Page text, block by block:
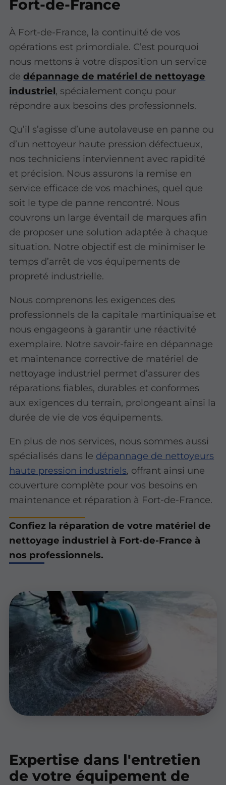
Fort-de-France
À Fort-de-France, la continuité de vos
opérations est primordiale. C’est pourquoi
nous mettons à votre disposition un service
dedépannage de matériel de nettoyage
industriel, spécialement conçu pour
répondre aux besoins des professionnels.
Qu’il s’agisse d’une autolaveuse en panne ou
d’un nettoyeur haute pression défectueux,
nos techniciens interviennent avec rapidité
et précision. Nous assurons la remise en
service efficace de vos machines, quel que
soit le type de panne rencontré. Nous
couvrons un large éventail de marques afin
de proposer une solution adaptée à chaque
situation. Notre objectif est de minimiser le
temps d’arrêt de vos équipements de
propreté industrielle.
Nous comprenons les exigences des
professionnels de la capitale martiniquaise et
nous engageons à garantir une réactivité
exemplaire. Notre savoir-faire en dépannage
et maintenance corrective de matériel de
nettoyage industriel permet d’assurer des
réparations fiables, durables et conformes
aux exigences du terrain, prolongeant ainsi la
durée de vie de vos équipements.
En plus de nos services, nous sommes aussi
spécialisés dans le dépannage de nettoyeurs
haute pression industriels, offrant ainsi une
couverture complète pour vos besoins en
maintenance et réparation à Fort-de-France.
Confiez la réparation de votre matériel de
nettoyage industriel à Fort-de-France à
nos professionnels.
Expertise dans l'entretien
de votre équipement de